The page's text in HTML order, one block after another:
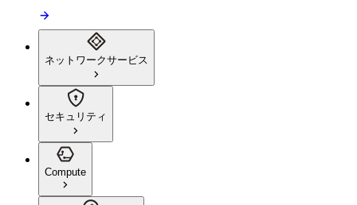
ネットワークサービス
セキュリティ
Compute